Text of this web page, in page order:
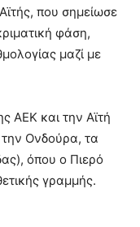
που σημείωσε
φάση,
μαζί με
ΑΕΚ και την Αϊτή
την Ονδούρα, τα
όπου ο Πιερό
γραμμής.